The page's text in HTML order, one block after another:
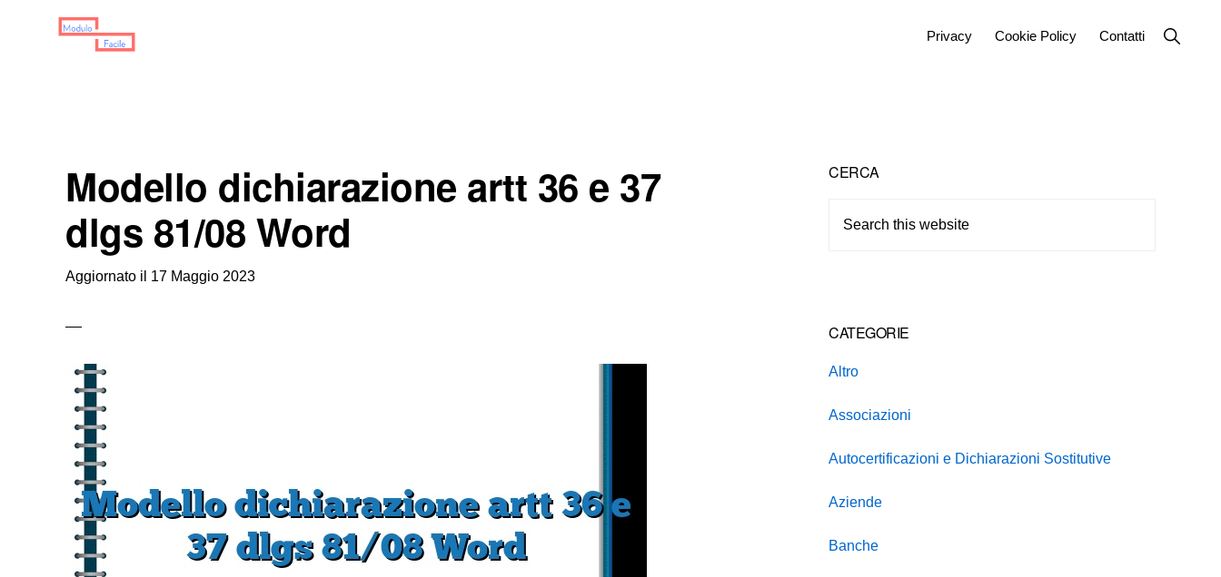
Privacy Cookie Policy Contatti
Show
Search
Modello dichiarazione artt 36 e 37
dlgs 81/08 Word
Aggiornato il 17 Maggio 2023
Primary
Sidebar
CERCA
CATEGORIE
Altro
Associazioni
Autocertificazioni e Dichiarazioni Sostitutive
Aziende
Banche